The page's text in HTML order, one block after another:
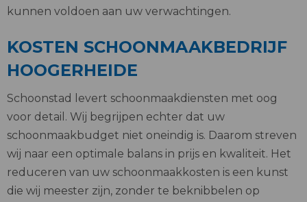
kunnen voldoen aan uw verwachtingen.
KOSTEN SCHOONMAAKBEDRIJF
HOOGERHEIDE
Schoonstad levert schoonmaakdiensten met oog
voor detail. Wij begrijpen echter dat uw
schoonmaakbudget niet oneindig is. Daarom streven
wij naar een optimale balans in prijs en kwaliteit. Het
reduceren van uw schoonmaakkosten is een kunst
die wij meester zijn, zonder te beknibbelen op